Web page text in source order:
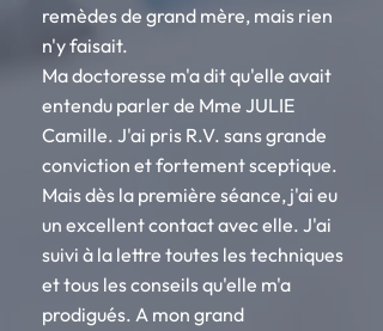
remèdes de grand mère, mais rien
n'y faisait.
Ma doctoresse m'a dit qu'elle avait
entendu parler de Mme JULIE
Camille. J'ai pris R.V. sans grande
conviction et fortement sceptique.
Mais dès la première séance, j'ai eu
un excellent contact avec elle. J'ai
suivi à la lettre toutes les techniques
et tous les conseils qu'elle m'a
prodigués. A mon grand